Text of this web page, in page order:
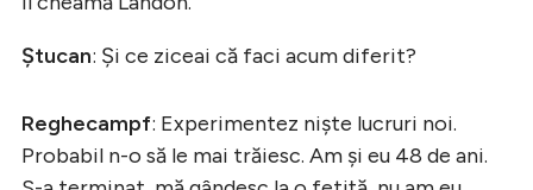
Ștucan: Și ce ziceai că faci acum diferit?
Reghecampf: Experimentez niște lucruri noi.
Probabil n-o să le mai trăiesc. Am și eu 48 de ani.